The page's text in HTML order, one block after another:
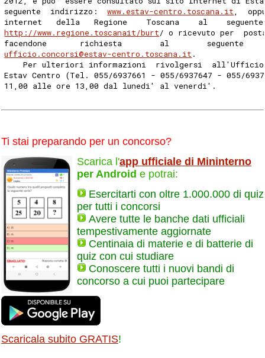
seguente  indirizzo: www.estav-centro.toscana.it ,
internet   della   Regione    Toscana    al
http://www.regione.toscanait/burt/ o ricevuto per
facendone       richiesta        al        seguente
ufficio.concorsi@estav-centro.toscana.it .
Per ulteriori informazioni  rivolgersi
Estav Centro (Tel. 055/6937661 - 055/6937647 - 055/
11,00 alle ore 13,00 dal lunedi' al venerdi'.
Ti stai preparando per un concorso?
Scarica l'app ufficiale di Mininterno
per Android e potrai:
Esercitarti con oltre 1.000.000 di quiz
per tutti i concorsi
Avere tutte le banche dati ufficiali
tempestivamente aggiornate
Centinaia di materie e di batterie di
quiz con cui studiare
Conoscere tutti i nuovi bandi di
concorso a cui puoi partecipare
Scaricala subito GRATIS!